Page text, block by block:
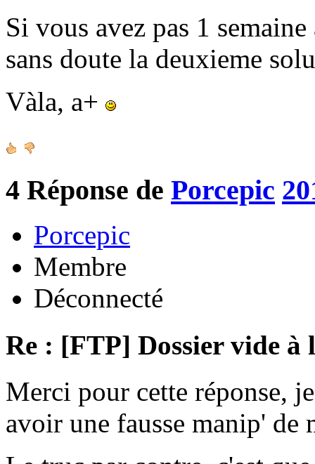
Si vous avez pas 1
sans doute la deuxieme
Vàla, a+
4 Réponse de Porcepic
Porcepic
Membre
Déconnecté
Re : [FTP] Dossier vide à
Merci pour cette réponse,
avoir une fausse manip'